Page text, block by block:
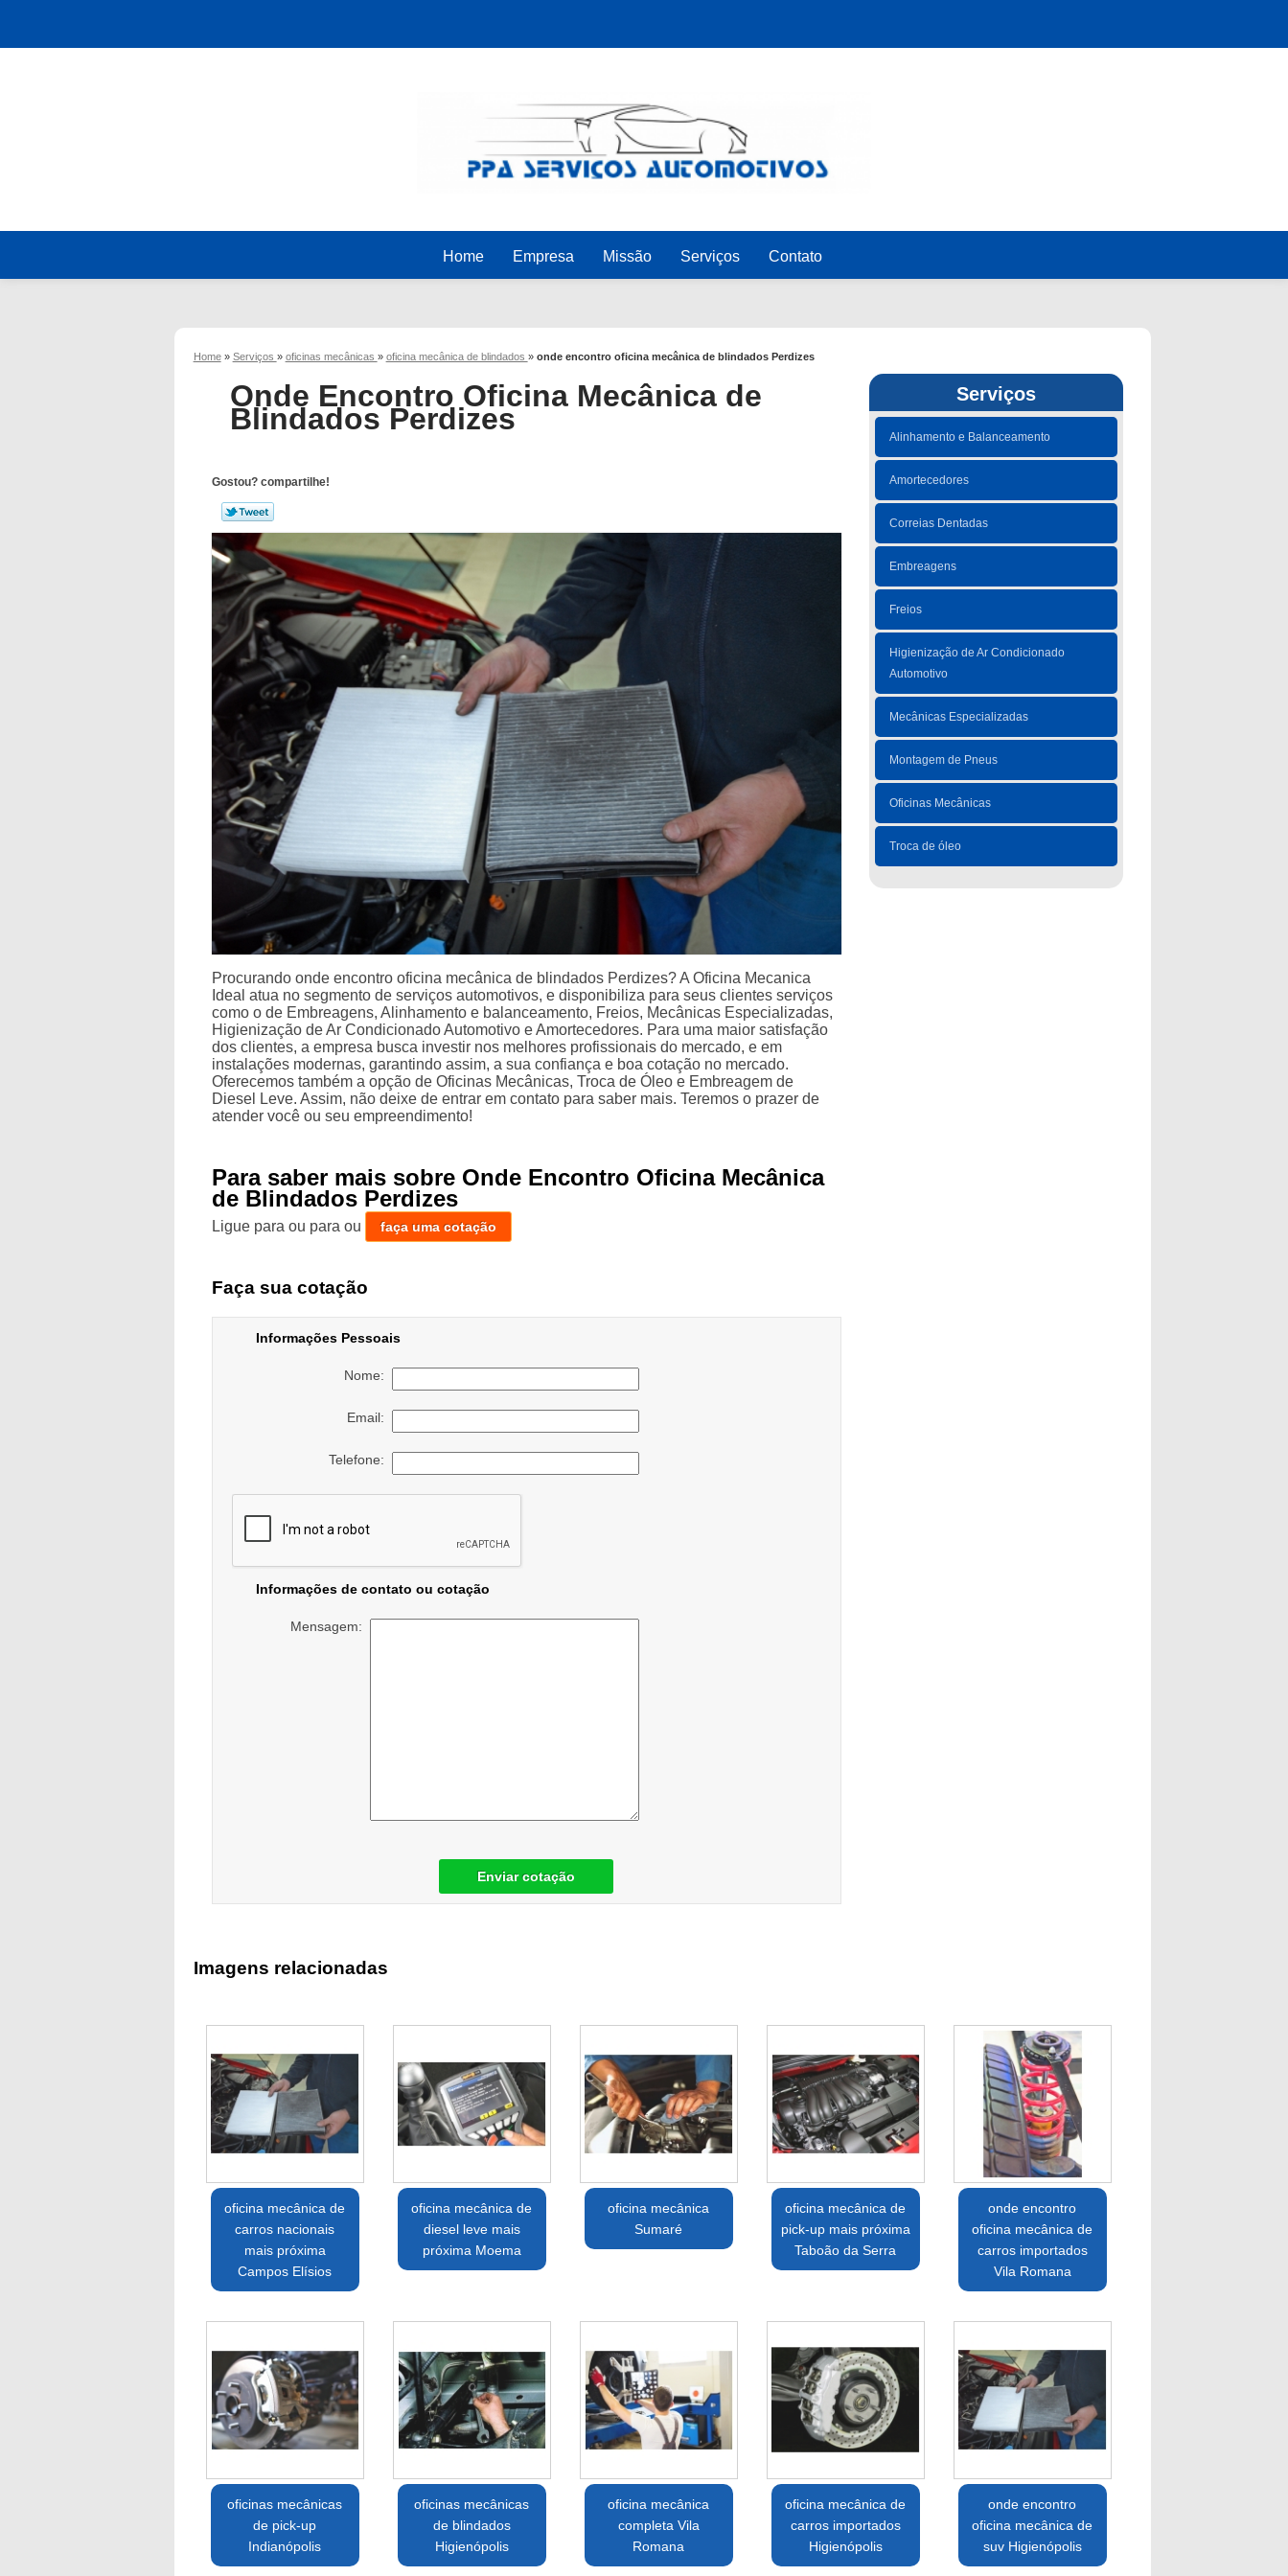
Home Empresa Missão Serviços Contato
Home » Serviços » oficinas mecânicas » oficina mecânica de blindados » onde encontro oficina mecânica de blindados Perdizes
Serviços
Alinhamento e Balanceamento
Amortecedores
Correias Dentadas
Embreagens
Freios
Higienização de Ar Condicionado
Automotivo
Mecânicas Especializadas
Montagem de Pneus
Oficinas Mecânicas
Troca de óleo
Onde Encontro Oficina Mecânica de
Blindados Perdizes
Gostou? compartilhe!
Procurando onde encontro oficina mecânica de blindados Perdizes? A Oficina Mecanica
Ideal atua no segmento de serviços automotivos, e disponibiliza para seus clientes serviços
como o de Embreagens, Alinhamento e balanceamento, Freios, Mecânicas Especializadas,
Higienização de Ar Condicionado Automotivo e Amortecedores. Para uma maior satisfação
dos clientes, a empresa busca investir nos melhores profissionais do mercado, e em
instalações modernas, garantindo assim, a sua confiança e boa cotação no mercado.
Oferecemos também a opção de Oficinas Mecânicas, Troca de Óleo e Embreagem de
Diesel Leve. Assim, não deixe de entrar em contato para saber mais. Teremos o prazer de
atender você ou seu empreendimento!
Para saber mais sobre Onde Encontro Oficina Mecânica
de Blindados Perdizes
Ligue paraou paraou faça uma cotação
Faça sua cotação
Informações Pessoais
Nome:
Email:
Telefone:
Informações de contato ou cotação
Mensagem:
Enviar cotação
Imagens relacionadas
oficina mecânica de
carros nacionais
mais próxima
Campos Elísios
oficina mecânica de
diesel leve mais
próxima Moema
oficina mecânica
Sumaré
oficina mecânica de
pick-up mais próxima
Taboão da Serra
onde encontro
oficina mecânica de
carros importados
Vila Romana
oficinas mecânicas
de pick-up
Indianópolis
oficinas mecânicas
de blindados
Higienópolis
oficina mecânica
completa Vila
Romana
oficina mecânica de
carros importados
Higienópolis
onde encontro
oficina mecânica de
suv Higienópolis